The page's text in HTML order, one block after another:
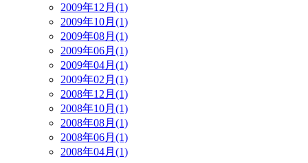
2009年12月(1)
2009年10月(1)
2009年08月(1)
2009年06月(1)
2009年04月(1)
2009年02月(1)
2008年12月(1)
2008年10月(1)
2008年08月(1)
2008年06月(1)
2008年04月(1)